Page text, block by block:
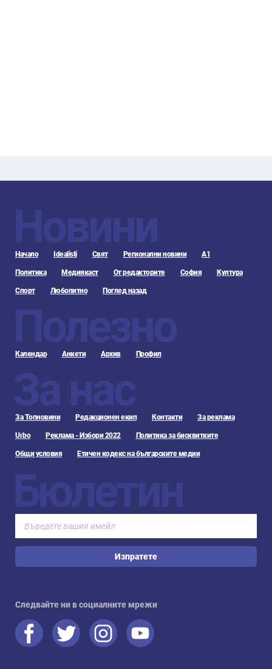
Новини
Начало Idealisti Свят Регионални новини А1
Политика Медиякаст От редакторите София Култура
Спорт Любопитно Поглед назад
Полезно
Календар Анкети Архив Профил
За нас
За Топновини Редакционен екип Контакти За реклама
Urbo Реклама - Избори 2022 Политика за бисквитките
Общи условия Етичен кодекс на българските медии
Бюлетин
Изпратете
Следвайте ни в социалните мрежи